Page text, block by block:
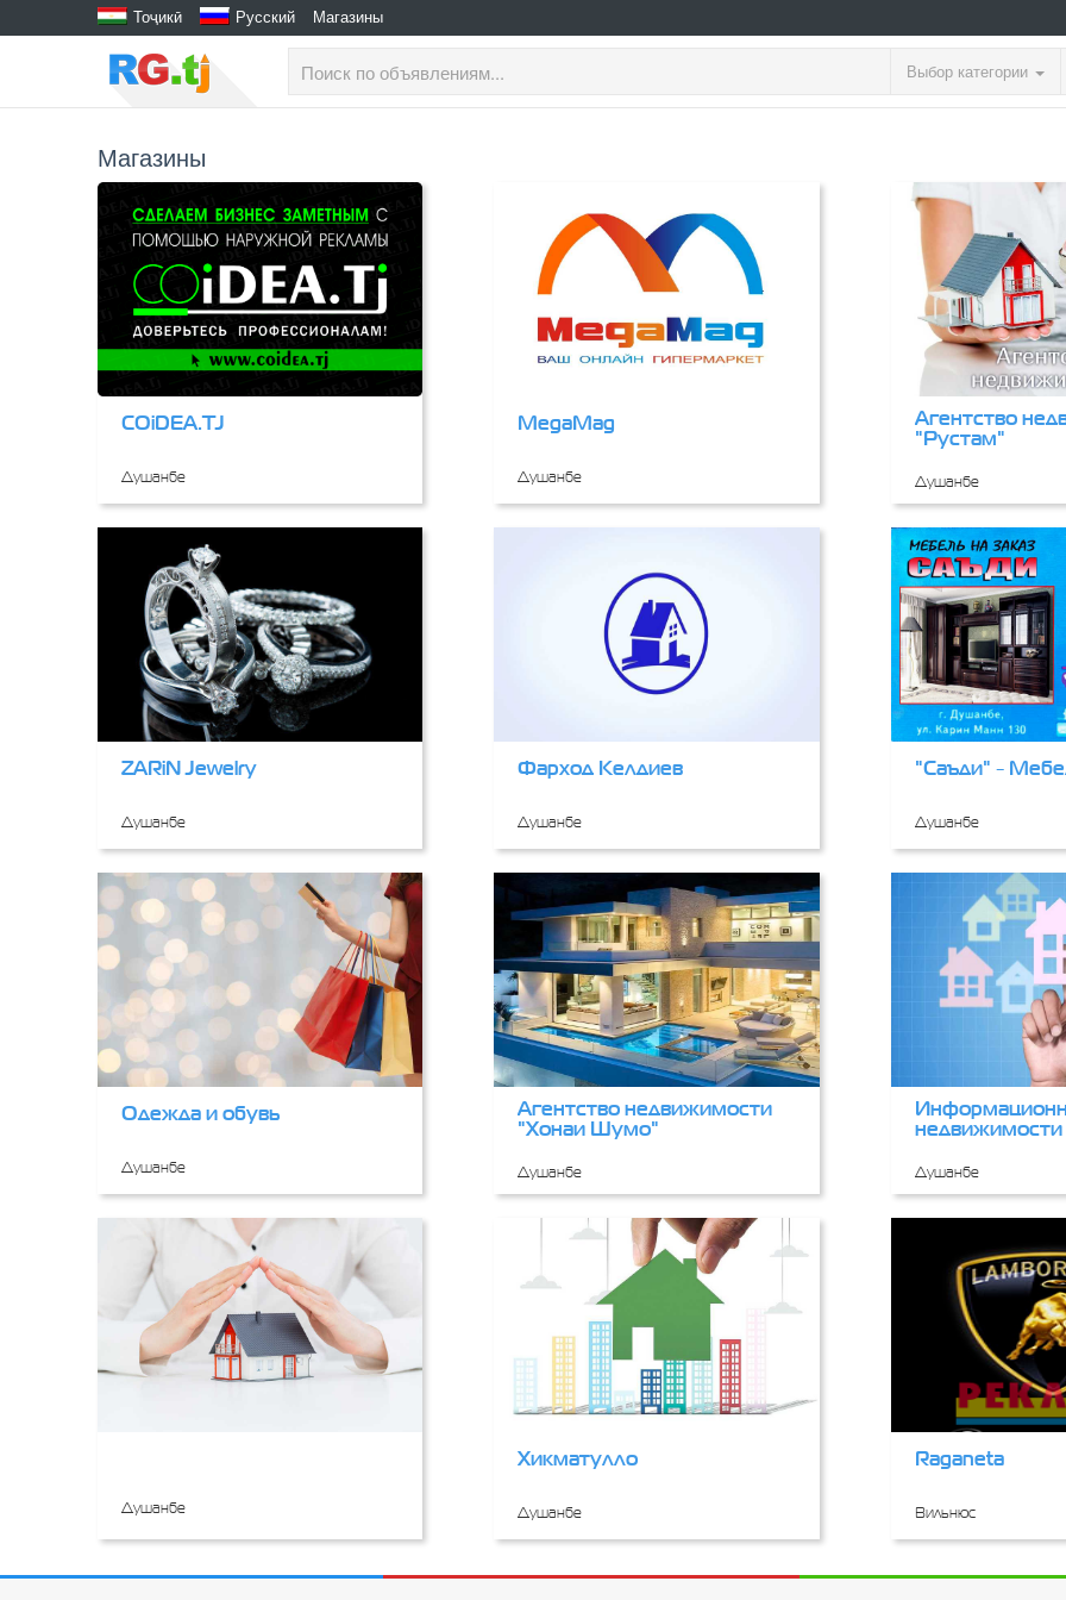
Тоҷикӣ Русский Магазины
Выбор категории
Магазины
COiDEA.TJ
Душанбе
MegaMag
Душанбе
Агентство
"Рустам"
Душанбе
ZARiN Jewelry
Душанбе
Фарход Келдиев
Душанбе
"Саъди" -
Душанбе
Одежда и обувь
Душанбе
Агентство недвижимости
"Хонаи Шумо"
Душанбе
недвижимости
Душанбе
Душанбе
Хикматулло
Душанбе
Raganeta
Вильнюс